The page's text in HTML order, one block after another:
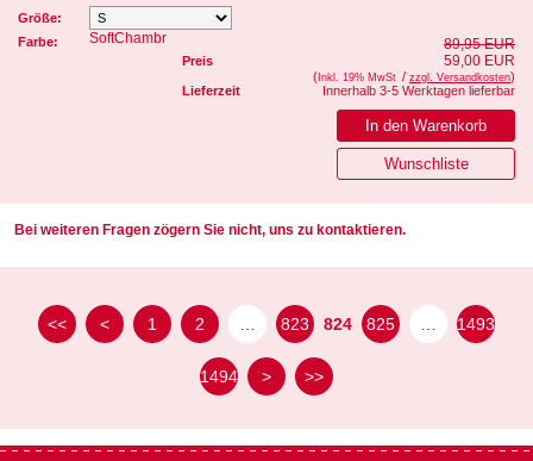
Größe:
Farbe:
SoftChambr
Preis
89,95 EUR
59,00 EUR
( Inkl. 19% MwSt / zzgl. Versandkosten)
Lieferzeit
Innerhalb 3-5 Werktagen lieferbar
Bei weiteren Fragen zögern Sie nicht, uns zu kontaktieren.
<< < 1 2 823 824 825 1493
1494 > >>